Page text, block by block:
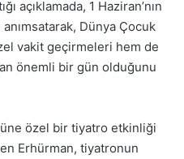
açıklamada, 1 Haziran’nın
Dünya Çocuk
vakit geçirmeleri hem de
önemli bir gün olduğunu
özel bir tiyatro etkinliği
Erhürman, tiyatronun